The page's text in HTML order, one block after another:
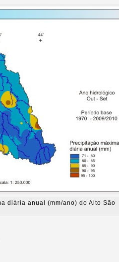
diária anual (mm/ano) do Alto São